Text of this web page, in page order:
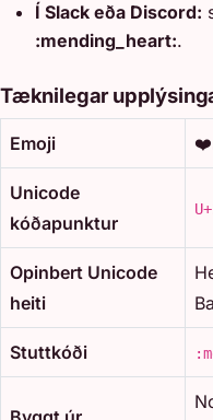
Í Slack eða Discord:
:mending_heart:.
Tæknilegar
Emoji
Unicode
kóðapunktur
Opinbert Unicode
heiti
Stuttkóði